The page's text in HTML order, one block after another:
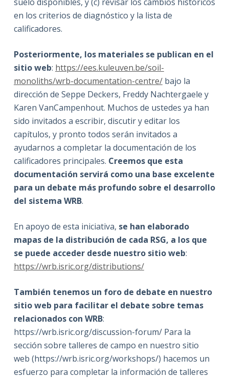
en los criterios de diagnóstico y la lista de
calificadores.
Posteriormente, los materiales se publican en el
sitio web: https://ees.kuleuven.be/soil-
monoliths/wrb-documentation-centre/bajo la
dirección de Seppe Deckers, Freddy Nachtergaele y
Karen VanCampenhout. Muchos de ustedes ya han
sido invitados a escribir, discutir y editar los
capítulos, y pronto todos serán invitados a
ayudarnos a completar la documentación de los
calificadores principales. Creemos que esta
documentación servirá como una base excelente
para un debate más profundo sobre el desarrollo
del sistema WRB.
En apoyo de esta iniciativa, se han elaborado
mapas de la distribución de cada RSG, a los que
se puede acceder desde nuestro sitio web:
https://wrb.isric.org/distributions/
También tenemos un foro de debate en nuestro
sitio web para facilitar el debate sobre temas
relacionados con WRB:
https://wrb.isric.org/discussion-forum/ Para la
sección sobre talleres de campo en nuestro sitio
web (https://wrb.isric.org/workshops/) hacemos un
esfuerzo para completar la información de talleres